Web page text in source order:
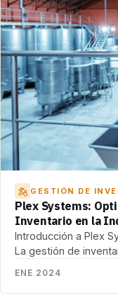
GESTIÓN DE
Plex Systems:
Inventario en la
Introducción a Plex
La gestión de
ENE 2024